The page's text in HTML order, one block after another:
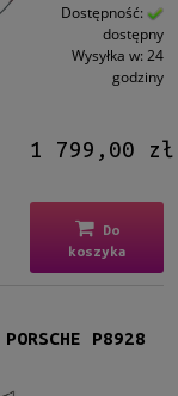
Dostępność:
dostępny
Wysyłka w: 24
godziny
1 799,00 zł
Do
koszyka
PORSCHE P8928